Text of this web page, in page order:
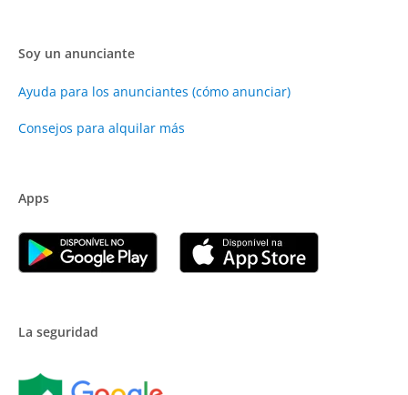
Soy un anunciante
Ayuda para los anunciantes (cómo anunciar)
Consejos para alquilar más
Apps
La seguridad